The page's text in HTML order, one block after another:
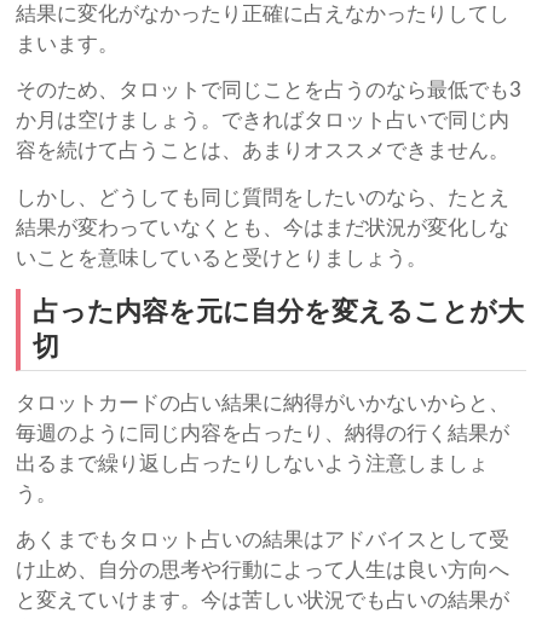
結果に変化がなかったり正確に占えなかったりしてし
まいます。
そのため、タロットで同じことを占うのなら最低でも3
か月は空けましょう。できればタロット占いで同じ内
容を続けて占うことは、あまりオススメできません。
しかし、どうしても同じ質問をしたいのなら、たとえ
結果が変わっていなくとも、今はまだ状況が変化しな
いことを意味していると受けとりましょう。
占った内容を元に自分を変えることが大
切
タロットカードの占い結果に納得がいかないからと、
毎週のように同じ内容を占ったり、納得の行く結果が
出るまで繰り返し占ったりしないよう注意しましょ
う。
あくまでもタロット占いの結果はアドバイスとして受
け止め、自分の思考や行動によって人生は良い方向へ
と変えていけます。今は苦しい状況でも占いの結果が